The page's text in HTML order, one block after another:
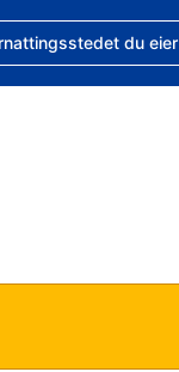
som valuta
som språk
din du eier